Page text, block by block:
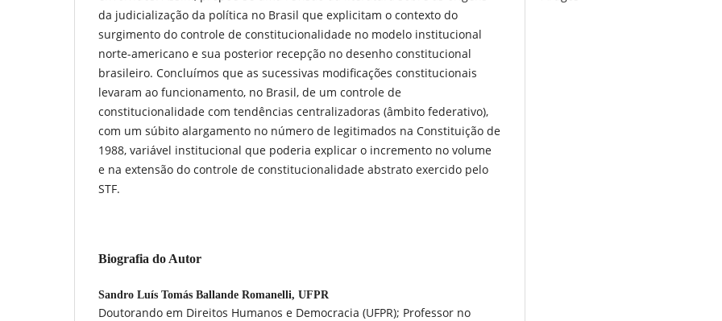
da judicialização da política no Brasil que explicitam o contexto do
surgimento do controle de constitucionalidade no modelo institucional
norte-americano e sua posterior recepção no desenho constitucional
brasileiro. Concluímos que as sucessivas modificações constitucionais
levaram ao funcionamento, no Brasil, de um controle de
constitucionalidade com tendências centralizadoras (âmbito federativo),
com um súbito alargamento no número de legitimados na Constituição de
1988, variável institucional que poderia explicar o incremento no volume
e na extensão do controle de constitucionalidade abstrato exercido pelo
STF.
Biografia do Autor
Sandro Luís Tomás Ballande Romanelli, UFPR
Doutorando em Direitos Humanos e Democracia (UFPR); Professor no